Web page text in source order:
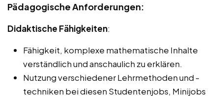
Pädagogische Anforderungen:
Didaktische Fähigkeiten:
Fähigkeit, komplexe mathematische Inhalte
verständlich und anschaulich zu erklären.
Nutzung verschiedener Lehrmethoden und -
techniken bei diesen Studentenjobs, Minijobs